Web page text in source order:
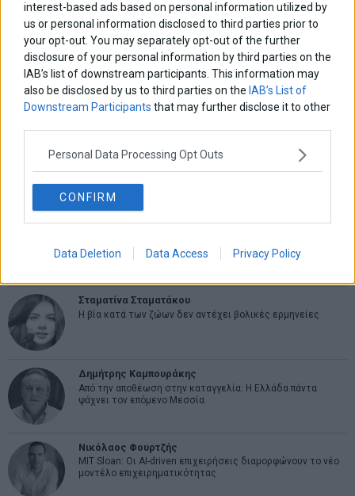
interest-based ads based on personal information utilized by
us or personal information disclosed to third parties prior to
your opt-out. You may separately opt-out of the further
disclosure of your personal information by third parties on the
IAB’s list of downstream participants. This information may
also be disclosed by us to third parties on the IAB’s List of
Downstream Participants that may further disclose it to other
Personal Data Processing Opt Outs
CONFIRM
Data Deletion Data Access Privacy Policy
Πλοήγηση
άρθρων
ΠΡΟΗΓΟΥΜΕΝΟ ΑΡΘΡΟ
Previous
post:
Στάση αναμονής στο ΧΑ
ΕΠΟΜΕΝΟ ΑΡΘΡΟ
Στα €11,671 εκατ. η αξία
των συναλλαγών στην
αγορά παραγώγων
ΑΡΘΡΟΓΡΑΦΟΙ
Ελευθερία Κούρταλη
Εύη Φραγκάκη
Σταματίνα Σταματάκου
Η βία κατά των ζώων δεν αντέχει βολικές ερμηνείες
Δημήτρης Καμπουράκης
Από την αποθέωση στην καταγγελία: Η Ελλάδα πάντα
ψάχνει τον επόμενο Μεσσία
Νικόλαος Φουρτζής
MIT Sloan: Οι AI-driven επιχειρήσεις διαμορφώνουν το νέο
μοντέλο επιχειρηματικότητας